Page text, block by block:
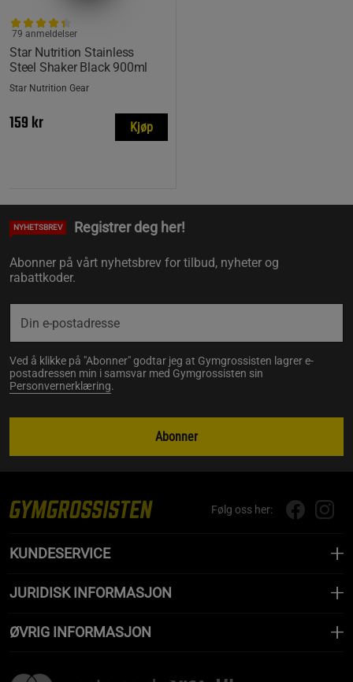
Star Nutrition Stainless
Steel Shaker Black 900ml
79 anmeldelser
Star Nutrition Gear
159 kr Kjøp
NYHETSBREV Registrer deg her!
Abonner på vårt nyhetsbrev for tilbud, nyheter og
rabattkoder.
Ved å klikke på "Abonner" godtar jeg at Gymgrossisten lagrer e-
postadressen min i samsvar med Gymgrossisten sin
Personvernerklæring.
Abonner
Følg oss her:
KUNDESERVICE
JURIDISK INFORMASJON
ØVRIG INFORMASJON